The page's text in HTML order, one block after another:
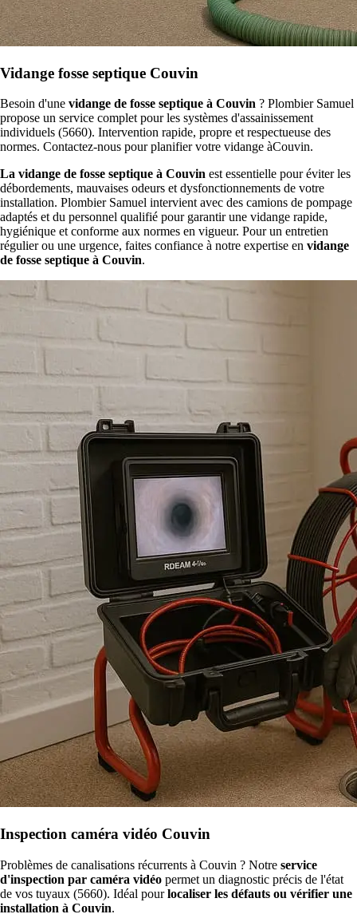
Vidange fosse septique Couvin
Besoin d'une vidange de fosse septique à Couvin ? Plombier Samuel
propose un service complet pour les systèmes d'assainissement
individuels (5660). Intervention rapide, propre et respectueuse des
normes. Contactez-nous pour planifier votre vidange àCouvin.
La vidange de fosse septique à Couvin est essentielle pour éviter les
débordements, mauvaises odeurs et dysfonctionnements de votre
installation. Plombier Samuel intervient avec des camions de pompage
adaptés et du personnel qualifié pour garantir une vidange rapide,
hygiénique et conforme aux normes en vigueur. Pour un entretien
régulier ou une urgence, faites confiance à notre expertise en vidange
de fosse septique à Couvin.
Inspection caméra vidéo Couvin
Problèmes de canalisations récurrents à Couvin ? Notre service
d'inspection par caméra vidéo permet un diagnostic précis de l'état
de vos tuyaux (5660). Idéal pourlocaliser les défauts ou vérifier une
installation à Couvin.